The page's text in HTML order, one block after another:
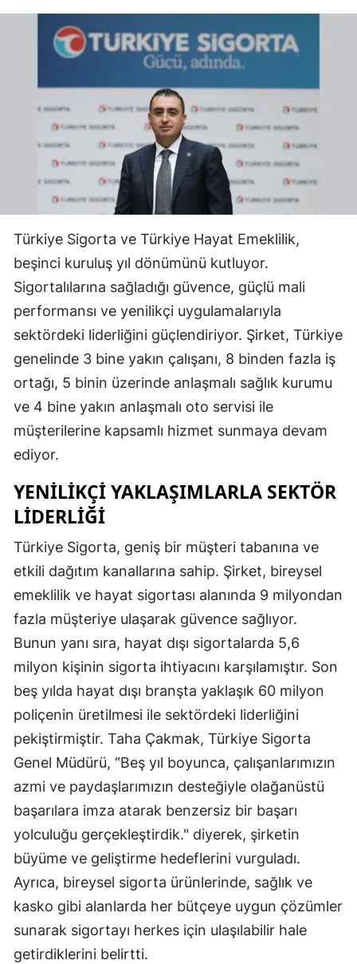
Burdur
Bursa
Çanakkale
Çankırı
Çorum
Denizli
Edirne
Elazığ
Erzincan
Erzurum
Eskişehir
Hakkari
Hatay
Isparta
Mersin
İstanbul
İzmir
Kars
Kastamonu
Kayseri
Kırklareli
Kırşehir
Kocaeli
Konya
Türkiye Sigorta ve Türkiye Hayat Emeklilik,
beşinci kuruluş yıl dönümünü kutluyor.
Sigortalılarına sağladığı güvence, güçlü mali
performansı ve yenilikçi uygulamalarıyla
sektördeki liderliğini güçlendiriyor. Şirket, Türkiye
genelinde 3 bine yakın çalışanı, 8 binden fazla iş
ortağı, 5 binin üzerinde anlaşmalı sağlık kurumu
ve 4 bine yakın anlaşmalı oto servisi ile
müşterilerine kapsamlı hizmet sunmaya devam
ediyor.
YENILIKÇI YAKLAŞIMLARLA SEKTÖR
LIDERLIĞI
Türkiye Sigorta, geniş bir müşteri tabanına ve
etkili dağıtım kanallarına sahip. Şirket, bireysel
emeklilik ve hayat sigortası alanında 9 milyondan
fazla müşteriye ulaşarak güvence sağlıyor.
Bunun yanı sıra, hayat dışı sigortalarda 5,6
milyon kişinin sigorta ihtiyacını karşılamıştır. Son
beş yılda hayat dışı branşta yaklaşık 60 milyon
poliçenin üretilmesi ile sektördeki liderliğini
pekiştirmiştir. Taha Çakmak, Türkiye Sigorta
Genel Müdürü, “Beş yıl boyunca, çalışanlarımızın
azmi ve paydaşlarımızın desteğiyle olağanüstü
başarılara imza atarak benzersiz bir başarı
yolculuğu gerçekleştirdik." diyerek, şirketin
büyüme ve geliştirme hedeflerini vurguladı.
Ayrıca, bireysel sigorta ürünlerinde, sağlık ve
kasko gibi alanlarda her bütçeye uygun çözümler
sunarak sigortayı herkes için ulaşılabilir hale
getirdiklerini belirtti.